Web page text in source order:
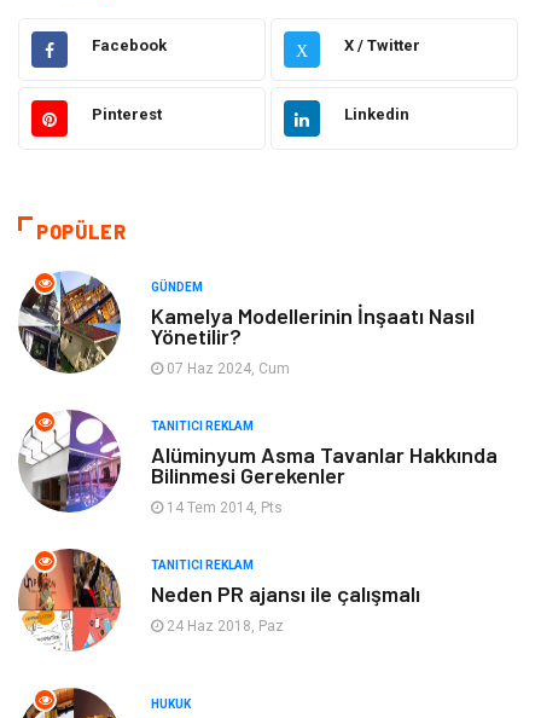
Dekorasyon Giyim
Otomotiv Güzellik Bakım
Makine
Gıda Sağlıklı Yaşam
Keyif Hobi Emlak
Anne Çocuk
Organizasyon
Gayrimenkul
Bilgisayar & Yazılım
Facebook X X / Twitter
Pinterest Linkedin
POPÜLER
GÜNDEM
Kamelya Modellerinin İnşaatı Nasıl
Yönetilir?
07 Haz 2024, Cum
TANITICI REKLAM
Alüminyum Asma Tavanlar Hakkında
Bilinmesi Gerekenler
14 Tem 2014, Pts
TANITICI REKLAM
Neden PR ajansı ile çalışmalı
24 Haz 2018, Paz
HUKUK